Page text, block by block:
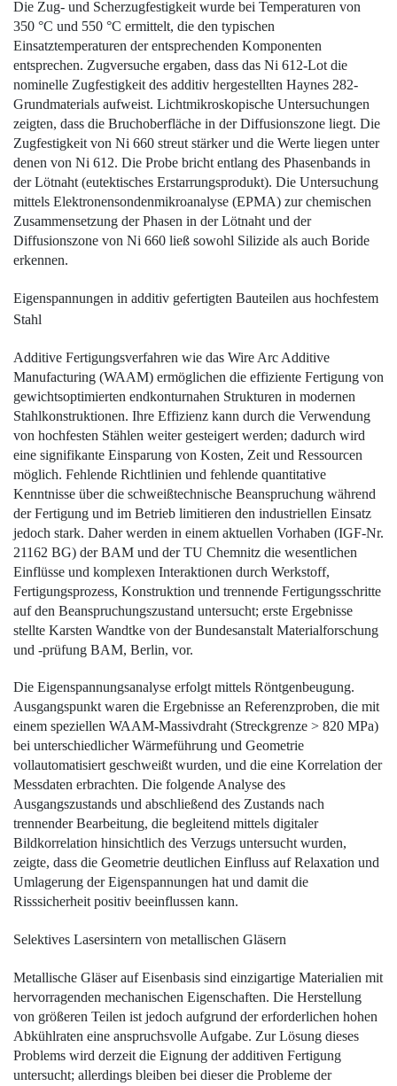
Die Zug- und Scherzugfestigkeit wurde bei Temperaturen von
350 °C und 550 °C ermittelt, die den typischen
Einsatztemperaturen der entsprechenden Komponenten
entsprechen. Zugversuche ergaben, dass das Ni 612-Lot die
nominelle Zugfestigkeit des additiv hergestellten Haynes 282-
Grundmaterials aufweist. Lichtmikroskopische Untersuchungen
zeigten, dass die Bruchoberfläche in der Diffusionszone liegt. Die
Zugfestigkeit von Ni 660 streut stärker und die Werte liegen unter
denen von Ni 612. Die Probe bricht entlang des Phasenbands in
der Lötnaht (eutektisches Erstarrungsprodukt). Die Untersuchung
mittels Elektronensondenmikroanalyse (EPMA) zur chemischen
Zusammensetzung der Phasen in der Lötnaht und der
Diffusionszone von Ni 660 ließ sowohl Silizide als auch Boride
erkennen.
Eigenspannungen in additiv ­gefertigten Bauteilen aus hochfestem
Stahl
Additive Fertigungsverfahren wie das Wire Arc Additive
Manufacturing (WAAM) ermög­lichen die effiziente Fertigung von
gewichts­optimierten endkonturnahen Strukturen in modernen
Stahlkonstruktionen. Ihre Effizienz kann durch die Verwendung
von hochfesten Stählen weiter gesteigert werden; dadurch wird
eine signifikante Einsparung von Kosten, Zeit und Ressourcen
möglich. Fehlende Richtlinien und fehlende quantitative
Kenntnisse über die schweißtechnische Beanspruchung während
der Fertigung und im Betrieb limitieren den industriellen Einsatz
jedoch stark. Daher werden in einem aktuellen Vorhaben (IGF-Nr.
21162 BG) der BAM und der TU Chemnitz die wesentlichen
Einflüsse und komplexen Interaktionen durch Werkstoff,
Fertigungsprozess, Konstruktion und trennende Fertigungsschritte
auf den Beanspruchungszustand untersucht; erste Ergebnisse
stellte Karsten Wandtke von der Bundesanstalt Materialforschung
und -prüfung BAM, Berlin, vor.
Die Eigenspannungsanalyse erfolgt mittels Röntgenbeugung.
Ausgangspunkt waren die Ergebnisse an Referenzproben, die mit
einem speziellen WAAM-Massivdraht (Streckgrenze > 820 MPa)
bei unterschiedlicher Wärme­führung und Geometrie
vollautomatisiert geschweißt wurden, und die eine Korrelation der
Messdaten erbrachten. Die folgende Analyse des
Ausgangszustands und abschließend des Zustands nach
trennender Bearbeitung, die begleitend mittels digitaler
Bildkorrelation hinsichtlich des Verzugs untersucht wurden,
zeigte, dass die Geometrie deutlichen Einfluss auf Relaxation und
Umlagerung der Eigenspannungen hat und damit die
Risssicherheit positiv beeinflussen kann.
Selektives Lasersintern von metallischen Gläsern
Metallische Gläser auf Eisenbasis sind einzigartige Materialien mit
hervorragenden mechanischen Eigenschaften. Die Herstellung
von größeren Teilen ist jedoch aufgrund der erforderlichen hohen
Abkühlraten eine anspruchsvolle Aufgabe. Zur Lösung dieses
Problems wird derzeit die Eignung der additiven Fertigung
untersucht; allerdings bleiben bei dieser die Probleme der